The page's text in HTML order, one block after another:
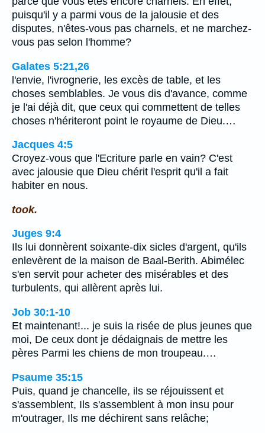
puisqu'il y a parmi vous de la jalousie et des
disputes, n'êtes-vous pas charnels, et ne marchez-
vous pas selon l'homme?
Galates 5:21,26
l'envie, l'ivrognerie, les excès de table, et les
choses semblables. Je vous dis d'avance, comme
je l'ai déjà dit, que ceux qui commettent de telles
choses n'hériteront point le royaume de Dieu.…
Jacques 4:5
Croyez-vous que l'Ecriture parle en vain? C'est
avec jalousie que Dieu chérit l'esprit qu'il a fait
habiter en nous.
took.
Juges 9:4
Ils lui donnèrent soixante-dix sicles d'argent, qu'ils
enlevèrent de la maison de Baal-Berith. Abimélec
s'en servit pour acheter des misérables et des
turbulents, qui allèrent après lui.
Job 30:1-10
Et maintenant!... je suis la risée de plus jeunes que
moi, De ceux dont je dédaignais de mettre les
pères Parmi les chiens de mon troupeau.…
Psaume 35:15
Puis, quand je chancelle, ils se réjouissent et
s'assemblent, Ils s'assemblent à mon insu pour
m'outrager, Ils me déchirent sans relâche;